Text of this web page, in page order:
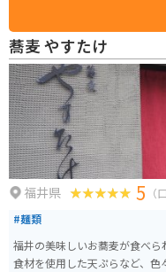
どのご当地グルメを味わうこ
麦粉を使った風味豊かな越前
広々としているので安心です。
前焼の窯元が集まる「越前陶芸
統工芸品に触れたり、ものづ
蕎麦 やすたけ
福井県 5 （
#麺類
福井の美味しいお蕎麦が食べ
食材を使用した天ぷらなど、